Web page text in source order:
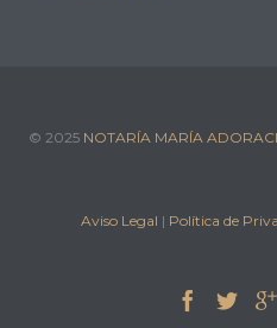
© 2025 NOTARÍA MARÍA
Aviso Legal | Política de
  